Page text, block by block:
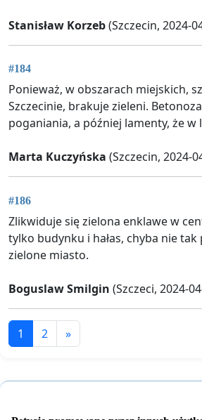
Stanisław Korzeb(Szczecin, 2024-
#184
Ponieważ, w obszarach miejskich,
Szczecinie, brakuje zieleni.
poganiania, a później lamenty, że w
Marta Kuczyńska (Szczecin, 2024-
#186
Zlikwiduje się zielona enklawe w
tylko budynku i hałas, chyba nie
zielone miasto.
Boguslaw Smilgin (Szczeci, 2024-
1 2 »